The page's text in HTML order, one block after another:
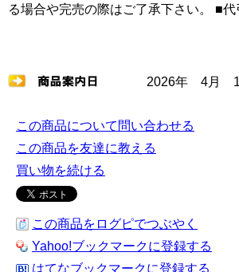
る場合や完売の際はご了承下さい。 ■
2026年 4月 1
この商品について問い合わせる
この商品を友達に教える
買い物を続ける
この商品をログピでつぶやく
Yahoo!ブックマークに登録する
はてなブックマークに登録する